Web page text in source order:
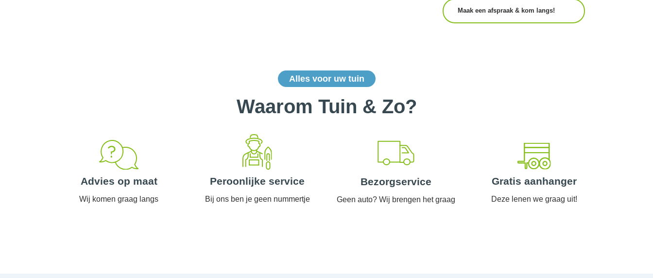
Maak een afspraak & kom langs!
Alles voor uw tuin
Waarom Tuin & Zo?
Advies op maat
Wij komen graag langs
Peroonlijke service
Bij ons ben je geen nummertje
Bezorgservice
Geen auto? Wij brengen het graag
Gratis aanhanger
Deze lenen we graag uit!